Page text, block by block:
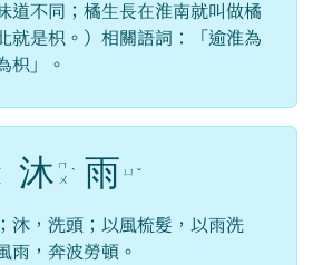
道不同；橘生長在淮南就叫做橘
就是枳。）相關語詞：「逾淮為
枳」。
沐 ㄇ
ㄨ ˋ 雨 ㄩ ˇ
沐，洗頭；以風梳髮，以雨洗
雨，奔波勞頓。